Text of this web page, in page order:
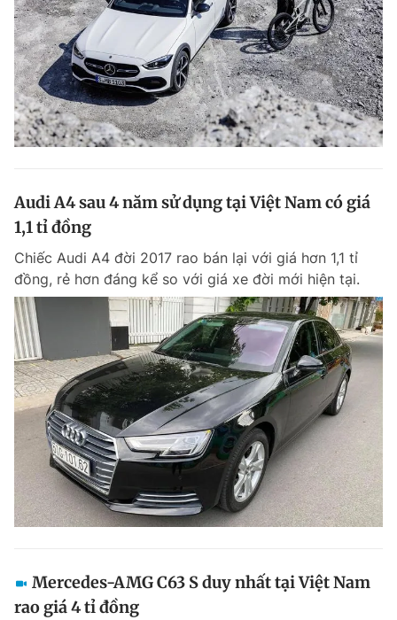
Audi A4 sau 4 năm sử dụng tại Việt Nam có giá
1,1 tỉ đồng
Chiếc Audi A4 đời 2017 rao bán lại với giá hơn 1,1 tỉ
đồng, rẻ hơn đáng kể so với giá xe đời mới hiện tại.
Mercedes-AMG C63 S duy nhất tại Việt Nam
rao giá 4 tỉ đồng